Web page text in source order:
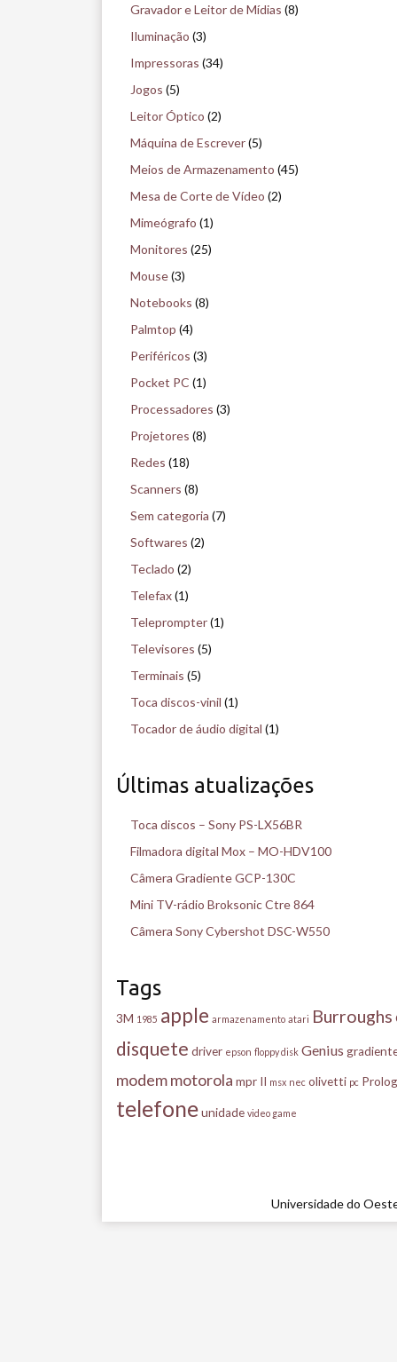
Gravador e Leitor de Mídias (8)
Iluminação (3)
Impressoras (34)
Jogos (5)
Leitor Óptico (2)
Máquina de Escrever(5)
Meios de Armazenamento (45)
Mesa de Corte de Vídeo (2)
Mimeógrafo (1)
Monitores (25)
Mouse(3)
Notebooks (8)
Palmtop (4)
Periféricos (3)
Pocket PC (1)
Processadores (3)
Projetores (8)
Redes (18)
Scanners (8)
Sem categoria (7)
Softwares (2)
Teclado (2)
Telefax(1)
Teleprompter(1)
Televisores (5)
Terminais (5)
Toca discos-vinil (1)
Tocador de áudio digital (1)
Últimas atualizações
Toca discos – Sony PS-LX56BR
Filmadora digital Mox – MO-HDV100
Câmera Gradiente GCP-130C
Mini TV-rádio Broksonic Ctre 864
Câmera Sony Cybershot DSC-W550
Tags
3M 1985 apple armazenamento atari Burroughs
disquete driver epson floppy disk Genius
modemmotorola mpr II msx nec olivetti pc
telefoneunidade video game
Universidade do